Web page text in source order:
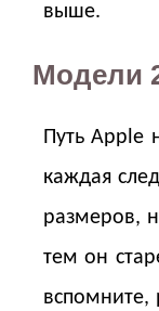
выше.
Модели
Путь Apple
каждая
размеров,
тем он